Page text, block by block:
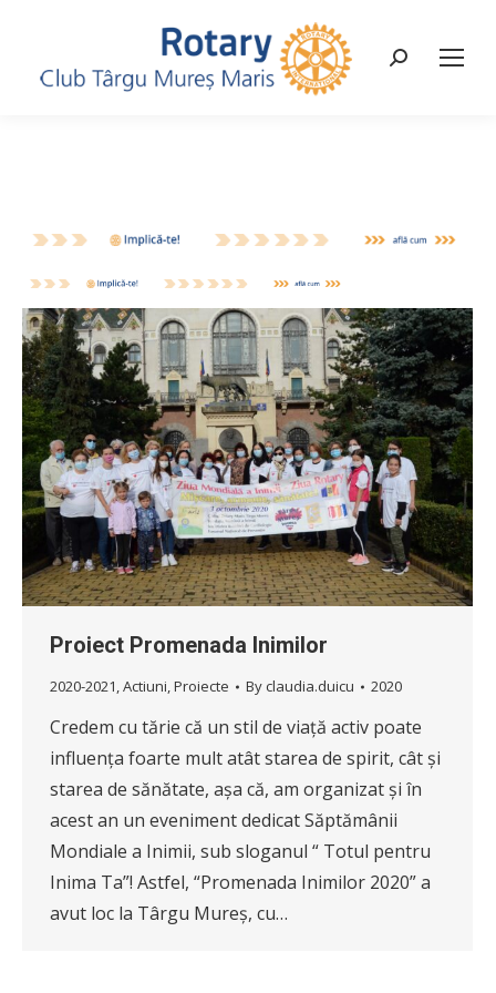
Search:
Proiect Promenada Inimilor
2020-2021,Actiuni,Proiecte By claudia.duicu 2020
Credem cu tărie că un stil de viață activ poate
influența foarte mult atât starea de spirit, cât și
starea de sănătate, așa că, am organizat și în
acest an un eveniment dedicat Săptămânii
Mondiale a Inimii, sub sloganul “ Totul pentru
Inima Ta”! Astfel, “Promenada Inimilor 2020” a
avut loc la Târgu Mureș, cu…